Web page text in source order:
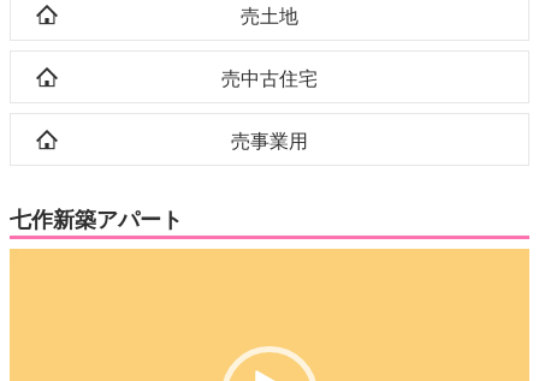
売土地
売中古住宅
売事業用
七作新築アパート